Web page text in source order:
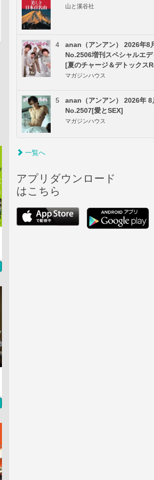
山と溪谷社
4
anan（アンアン） 2026年8
No.2506増刊スペシャルエ
[夏のチャージ＆デトックス
マガジンハウス
5
anan（アンアン） 2026年 8
No.2507[愛とSEX]
マガジンハウス
一覧へ
アプリダウンロード
はこちら